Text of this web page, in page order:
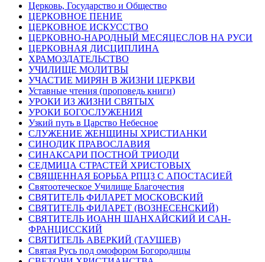
Церковь, Государство и Общество
ЦЕРКОВНОЕ ПЕНИЕ
ЦЕРКОВНОЕ ИСКУССТВО
ЦЕРКОВНО-НАРОДНЫЙ МЕСЯЦЕСЛОВ НА РУСИ
ЦЕРКОВНАЯ ДИСЦИПЛИНА
ХРАМОЗДАТЕЛЬСТВО
УЧИЛИЩЕ МОЛИТВЫ
УЧАСТИЕ МИРЯН В ЖИЗНИ ЦЕРКВИ
Уставные чтения (проповедь книги)
УРОКИ ИЗ ЖИЗНИ СВЯТЫХ
УРОКИ БОГОСЛУЖЕНИЯ
Узкий путь в Царство Небесное
СЛУЖЕНИЕ ЖЕНЩИНЫ ХРИСТИАНКИ
СИНОДИК ПРАВОСЛАВИЯ
СИНАКСАРИ ПОСТНОЙ ТРИОДИ
СЕДМИЦА СТРАСТЕЙ ХРИСТОВЫХ
СВЯЩЕННАЯ БОРЬБА РПЦЗ С АПОСТАСИЕЙ
Святоотеческое Училище Благочестия
СВЯТИТЕЛЬ ФИЛАРЕТ МОСКОВСКИЙ
СВЯТИТЕЛЬ ФИЛАРЕТ (ВОЗНЕСЕНСКИЙ)
СВЯТИТЕЛЬ ИОАНН ШАНХАЙСКИЙ И САН-
ФРАНЦИССКИЙ
СВЯТИТЕЛЬ АВЕРКИЙ (ТАУШЕВ)
Святая Русь под омофором Богородицы